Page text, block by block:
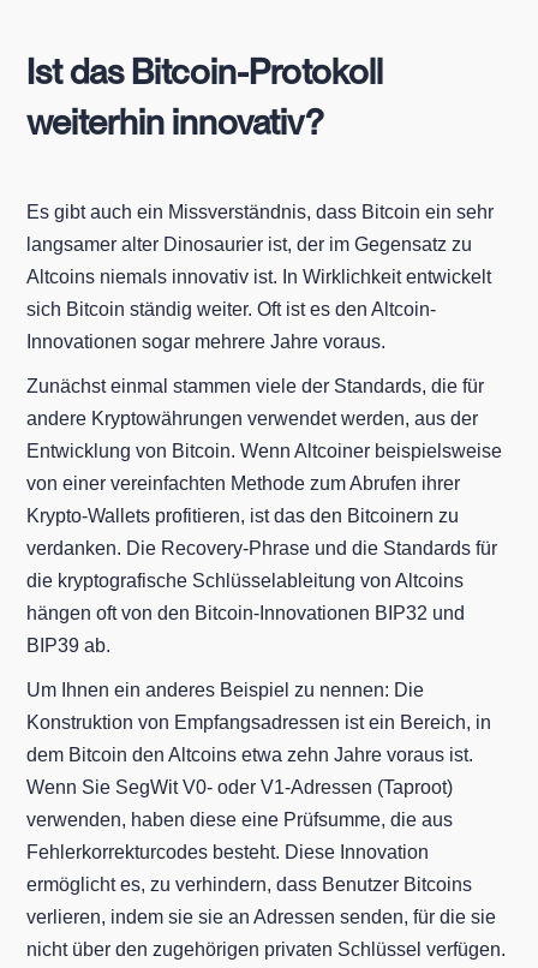
Ist das Bitcoin-Protokoll
weiterhin innovativ?
Es gibt auch ein Missverständnis, dass Bitcoin ein sehr
langsamer alter Dinosaurier ist, der im Gegensatz zu
Altcoins niemals innovativ ist. In Wirklichkeit entwickelt
sich Bitcoin ständig weiter. Oft ist es den Altcoin-
Innovationen sogar mehrere Jahre voraus.
Zunächst einmal stammen viele der Standards, die für
andere Kryptowährungen verwendet werden, aus der
Entwicklung von Bitcoin. Wenn Altcoiner beispielsweise
von einer vereinfachten Methode zum Abrufen ihrer
Krypto-Wallets profitieren, ist das den Bitcoinern zu
verdanken. Die Recovery-Phrase und die Standards für
die kryptografische Schlüsselableitung von Altcoins
hängen oft von den Bitcoin-Innovationen BIP32 und
BIP39 ab.
Um Ihnen ein anderes Beispiel zu nennen: Die
Konstruktion von Empfangsadressen ist ein Bereich, in
dem Bitcoin den Altcoins etwa zehn Jahre voraus ist.
Wenn Sie SegWit V0- oder V1-Adressen (Taproot)
verwenden, haben diese eine Prüfsumme, die aus
Fehlerkorrekturcodes besteht. Diese Innovation
ermöglicht es, zu verhindern, dass Benutzer Bitcoins
verlieren, indem sie sie an Adressen senden, für die sie
nicht über den zugehörigen privaten Schlüssel verfügen.